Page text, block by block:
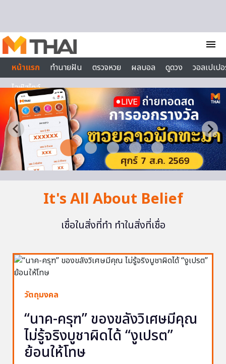
menu
หน้าแรก
ทำนายฝัน ตรวจหวย ผลบอล ดูดวง
วอลเปเป
ไลฟ์สไตล์
It's All About Belief
เชื่อในสิ่งที่ทำ ทำในสิ่งที่เชื่อ
วัตถุมงคล
“นาค-ครุฑ” ของขลังวิเศษมีคุณ
ไม่รู้จริงบูชาผิดได้ “งูเปรต”
ย้อนให้โทษ